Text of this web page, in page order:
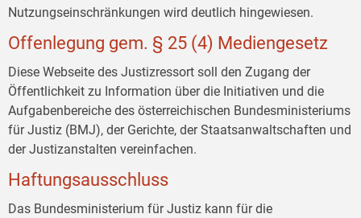
Nutzungseinschränkungen wird deutlich hingewiesen.
Offenlegung gem. § 25 (4) Mediengesetz
Diese Webseite des Justizressort soll den Zugang der
Öffentlichkeit zu Information über die Initiativen und die
Aufgabenbereiche des österreichischen Bundesministeriums
für Justiz (BMJ), der Gerichte, der Staatsanwaltschaften und
der Justizanstalten vereinfachen.
Haftungsausschluss
Das Bundesministerium für Justiz kann für die